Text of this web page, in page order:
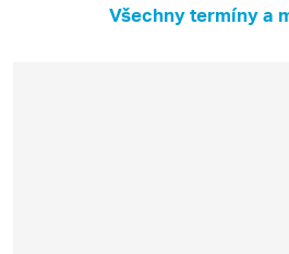
Všechny termíny a